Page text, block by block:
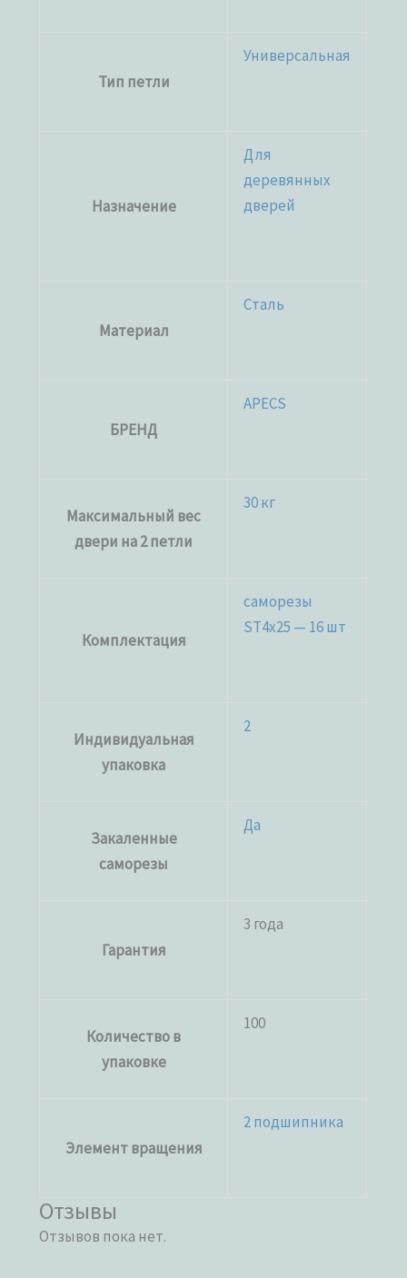
Тип петли
Универсальная
Назначение
Для
деревянных
дверей
Материал
Сталь
БРЕНД
APECS
Максимальный вес
двери на 2 петли
30 кг
Комплектация
саморезы
ST4x25 — 16 шт
Индивидуальная
упаковка
2
Закаленные
саморезы
Да
Гарантия
3 года
Количество в
упаковке
100
Элемент вращения
2 подшипника
Отзывы
Отзывов пока нет.